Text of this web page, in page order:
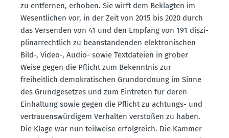
zu entfernen, erhoben. Sie wirft dem Beklagten im
Wesent­lichen vor, in der Zeit von 2015 bis 2020 durch
das Versenden von 41 und den Empfang von 191 diszi­
pli­nar­rechtlich zu beanstan­denden elektro­ni­schen
Bild-, Video-, Audio- sowie Textda­teien in grober
Weise gegen die Pflicht zum Bekenntnis zur
freiheitlich demokra­ti­schen Grund­ordnung im Sinne
des Grund­ge­setzes und zum Eintreten für deren
Einhaltung sowie gegen die Pflicht zu achtungs- und
vertrau­ens­wür­digem Verhalten verstoßen zu haben.
Die Klage war nun teilweise erfolg­reich. Die Kammer